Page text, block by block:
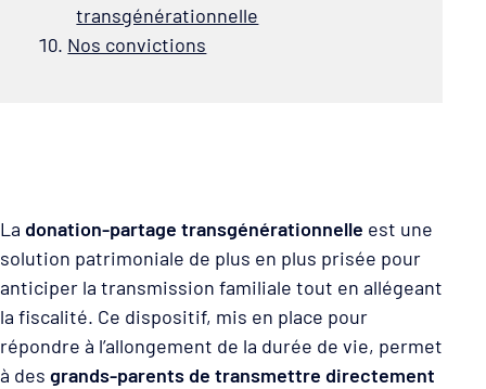
transgénérationnelle
Nos convictions
La donation-partage transgénérationnelle est une
solution patrimoniale de plus en plus prisée pour
anticiper la transmission familiale tout en allégeant
la fiscalité. Ce dispositif, mis en place pour
répondre à l’allongement de la durée de vie, permet
à des grands-parents de transmettre directement